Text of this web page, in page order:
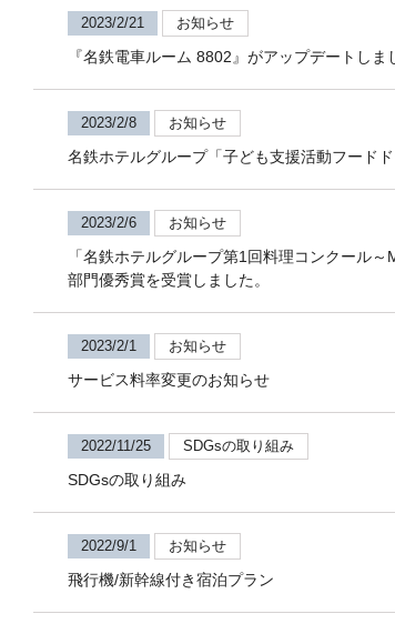
2023/2/21 お知らせ
『名鉄電車ルーム 8802』がアップデートしま
2023/2/8 お知らせ
名鉄ホテルグループ「子ども支援活動フード
2023/2/6 お知らせ
「名鉄ホテルグループ第1回料理コンクール
部門優秀賞を受賞しました。
2023/2/1 お知らせ
サービス料率変更のお知らせ
2022/11/25 SDGsの取り組み
SDGsの取り組み
2022/9/1 お知らせ
飛行機/新幹線付き宿泊プラン